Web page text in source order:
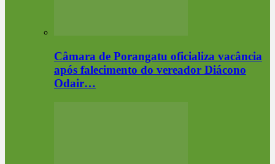
Câmara de Porangatu oficializa vacância
após falecimento do vereador Diácono
Odair…